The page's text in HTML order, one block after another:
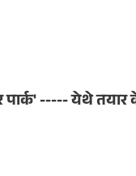
पार्क' ----- येथे